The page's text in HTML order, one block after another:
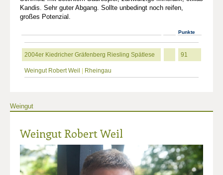
Kandis. Sehr guter Abgang. Sollte unbedingt noch reifen,
großes Potenzial.
Punkte
2004er Kiedricher Gräfenberg Riesling Spätlese 91
Weingut Robert Weil Rheingau
Weingut
Weingut Robert Weil